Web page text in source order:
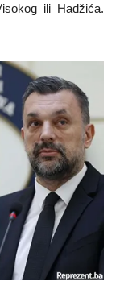
ili Hadžića.